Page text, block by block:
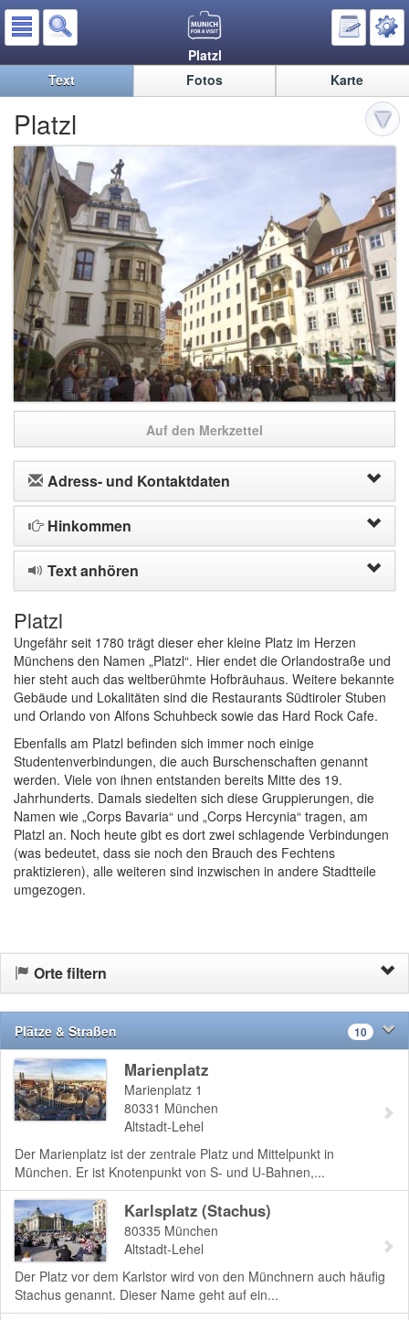
Platzl
Text
Fotos Karte
Platzl
Auf den Merkzettel
Adress- und Kontaktdaten
Hinkommen
Text anhören
Platzl
Ungefähr seit 1780 trägt dieser eher kleine Platz im Herzen
Münchens den Namen „Platzl“. Hier endet die Orlandostraße und
hier steht auch das weltberühmte Hofbräuhaus. Weitere bekannte
Gebäude und Lokalitäten sind die Restaurants Südtiroler Stuben
und Orlando von Alfons Schuhbeck sowie das Hard Rock Cafe.
Ebenfalls am Platzl befinden sich immer noch einige
Studentenverbindungen, die auch Burschenschaften genannt
werden. Viele von ihnen entstanden bereits Mitte des 19.
Jahrhunderts. Damals siedelten sich diese Gruppierungen, die
Namen wie „Corps Bavaria“ und „Corps Hercynia“ tragen, am
Platzl an. Noch heute gibt es dort zwei schlagende Verbindungen
(was bedeutet, dass sie noch den Brauch des Fechtens
praktizieren), alle weiteren sind inzwischen in andere Stadtteile
umgezogen.
Orte filtern
Plätze & Straßen 10
Marienplatz
Marienplatz 1
80331 München
Altstadt-Lehel
Der Marienplatz ist der zentrale Platz und Mittelpunkt in
München. Er ist Knotenpunkt von S- und U-Bahnen,...
Karlsplatz (Stachus)
80335 München
Altstadt-Lehel
Der Platz vor dem Karlstor wird von den Münchnern auch häufig
Stachus genannt. Dieser Name geht auf ein...